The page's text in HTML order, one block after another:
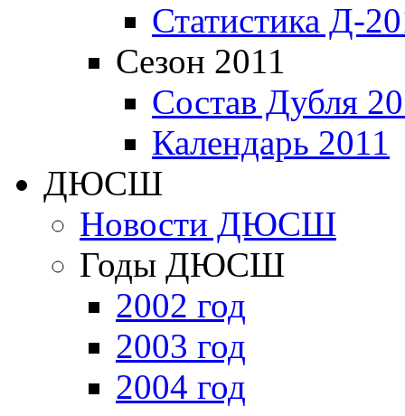
Статистика Д-
Сезон 2011
Состав Дубля
Календарь 2011
ДЮСШ
Новости ДЮСШ
Годы ДЮСШ
2002 год
2003 год
2004 год